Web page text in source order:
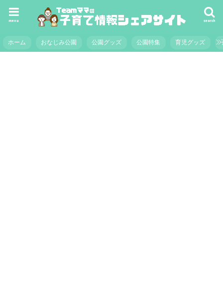
search
menu
ホーム おなじみ公園 公園グッズ 公園特集 育児グッズ